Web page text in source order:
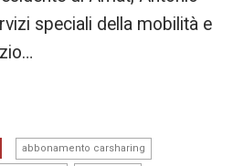
speciali della mobilità e
abbonamento carsharing